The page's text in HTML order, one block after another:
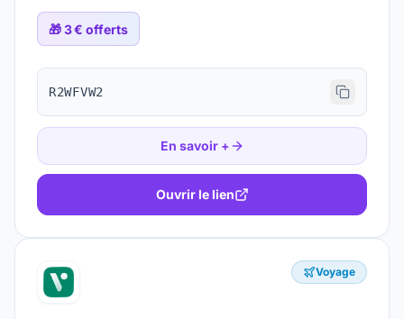
🎁3 € offerts
R2WFVW2
En savoir +
Ouvrir le lien
Voyage